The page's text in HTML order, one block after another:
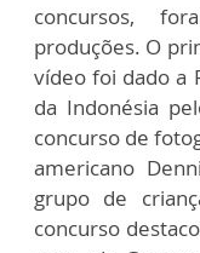
concursos,
produções. O
vídeo foi dado a
da Indonésia
concurso de
americano
grupo de
concurso